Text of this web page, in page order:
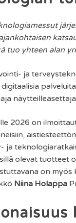
tuo yhteen alan
ja
2026 on
ja
olevat tuotteet
on
Niina Holappa